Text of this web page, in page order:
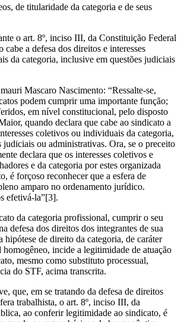
de titularidade da categoria e de seus
o art. 8º, inciso III, da Constituição Federal
cabe a defesa dos direitos e interesses
da categoria, inclusive em questões judiciais
Mascaro Nascimento: “Ressalte-se,
podem cumprir uma importante função;
em nível constitucional, pelo disposto
quando declara que cabe ao sindicato a
coletivos ou individuais da categoria,
judiciais ou administrativas. Ora, se o preceito
declara que os interesses coletivos e
e da categoria por estes organizada
é forçoso reconhecer que a esfera de
amparo no ordenamento jurídico.
efetivá-la”[3].
da categoria profissional, cumprir o seu
defesa dos direitos dos integrantes de sua
de direito da categoria, de caráter
incide a legitimidade de atuação
mesmo como substituto processual,
do STF, acima transcrita.
que, em se tratando da defesa de direitos
trabalhista, o art. 8º, inciso III, da
ao conferir legitimidade ao sindicato, é